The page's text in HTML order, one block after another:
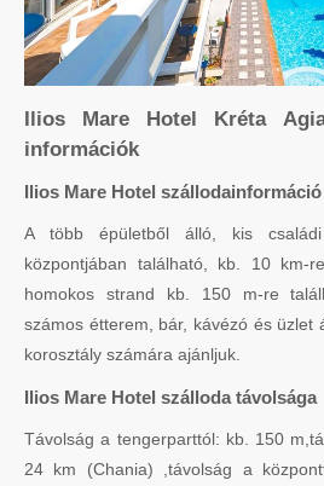
Ilios Mare Hotel Kréta
információk
Ilios Mare Hotel szállodainformáció
A több épületből álló, kis
központjában található, kb. 10 km-
homokos strand kb. 150 m-re
számos étterem, bár, kávézó és üzlet
korosztály számára ajánljuk.
Ilios Mare Hotel szálloda távolsága
Távolság a tengerparttól: kb. 150
24 km (Chania) ,távolság a